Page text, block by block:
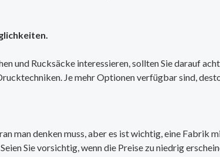
und Rucksäcke interessieren, sollten Sie darauf
Je mehr Optionen verfügbar sind,
man denken muss, aber es ist wichtig, eine
Sie vorsichtig, wenn die Preise zu niedrig